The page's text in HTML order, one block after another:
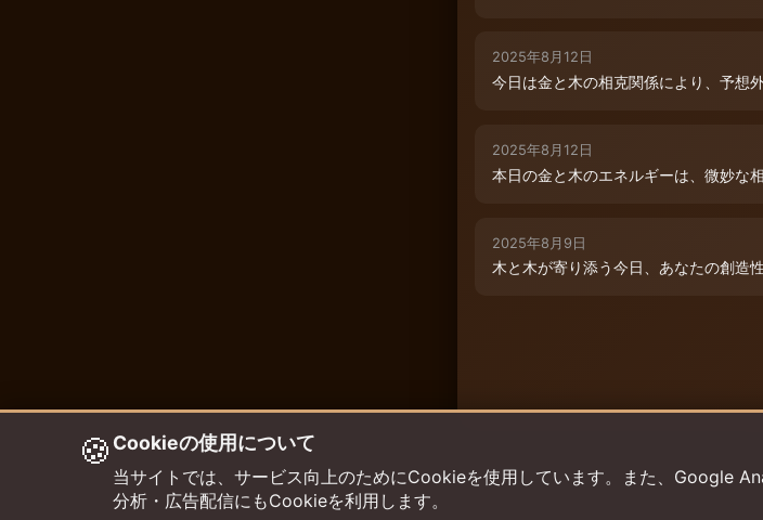
2025年8月12日
今日は金と木の相克関係により、予想
2025年8月12日
本日の金と木のエネルギーは、微妙な
2025年8月9日
木と木が寄り添う今日、あなたの創造
🍪 Cookieの使用について
当サイトでは、サービス向上のためにCookieを使用しています。また、Google
分析・広告配信にもCookieを利用します。